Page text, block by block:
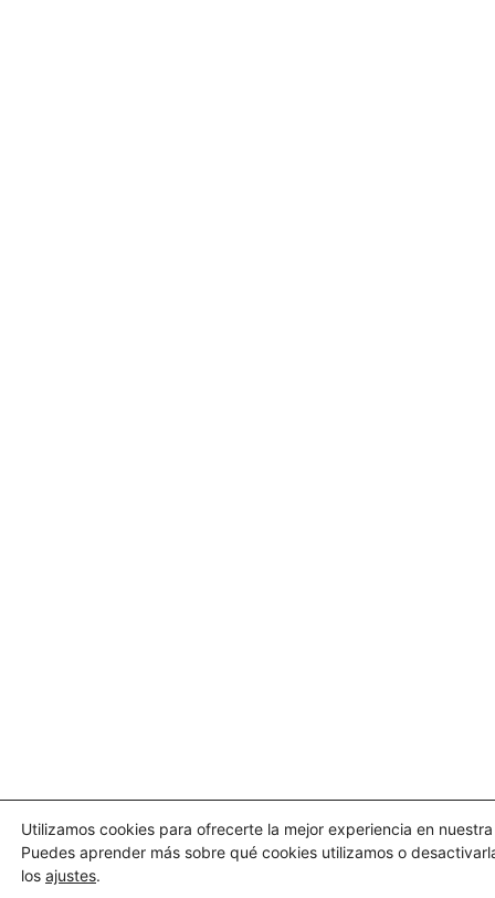
Utilizamos cookies para ofrecerte la mejor experiencia en
Puedes aprender más sobre qué cookies utilizamos o
los ajustes.